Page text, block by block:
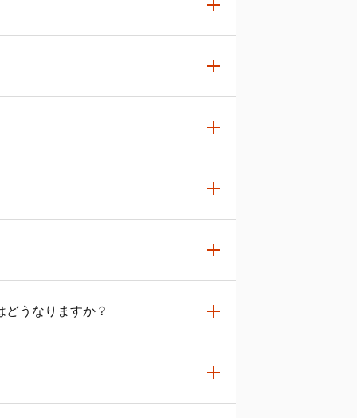
了承ください。
ことができます。
す。確定申告書と同様に、国税庁の
先金融機関に支払う事務費用をご負
が購入されているためです。
成果によって期待以上のリターンを
品の配分を決めることが大切になり
た商品の購入が完了します。詳し
どうなりますか？
ポイントの還元率は変更となります